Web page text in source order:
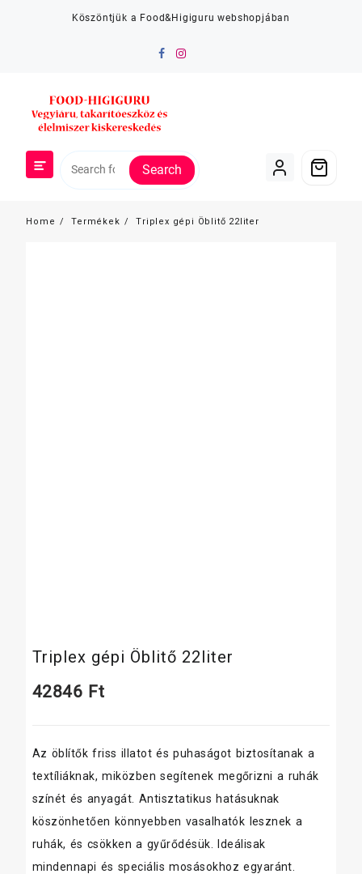
Köszöntjük a Food&Higiguru webshopjában
Search
Home Termékek Triplex gépi Öblitő 22liter
Triplex gépi Öblitő 22liter
42846 Ft
Az öblítők friss illatot és puhaságot biztosítanak a
textíliáknak, miközben segítenek megőrizni a ruhák
színét és anyagát. Antisztatikus hatásuknak
köszönhetően könnyebben vasalhatók lesznek a
ruhák, és csökken a gyűrődésük. Ideálisak
mindennapi és speciális mosásokhoz egyaránt.